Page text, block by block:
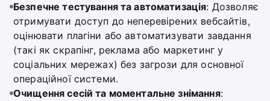
Безпечне тестування та автоматизація: Дозволяє
отримувати доступ до неперевірених вебсайтів,
оцінювати плагіни або автоматизувати завдання
(такі як скрапінг, реклама або маркетинг у
соціальних мережах) без загрози для основної
операційної системи.
Очищення сесій та моментальне знімання: